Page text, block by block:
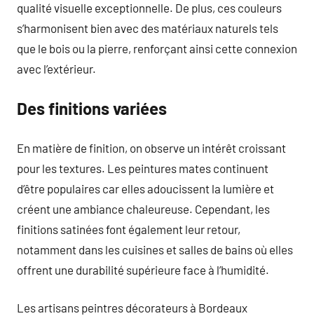
qualité visuelle exceptionnelle. De plus, ces couleurs
s’harmonisent bien avec des matériaux naturels tels
que le bois ou la pierre, renforçant ainsi cette connexion
avec l’extérieur.
Des finitions variées
En matière de finition, on observe un intérêt croissant
pour les textures. Les peintures mates continuent
d’être populaires car elles adoucissent la lumière et
créent une ambiance chaleureuse. Cependant, les
finitions satinées font également leur retour,
notamment dans les cuisines et salles de bains où elles
offrent une durabilité supérieure face à l’humidité.
Les artisans peintres décorateurs à Bordeaux